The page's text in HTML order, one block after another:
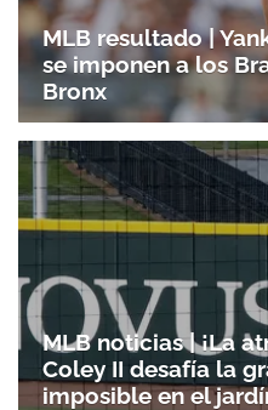
MLB resultado |
se imponen a los
Bronx
MLB noticias | ¡La
Coley II desafía la
imposible en el